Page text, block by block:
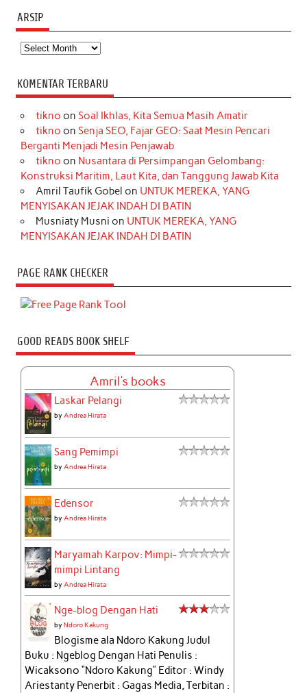
ARSIP
Arsip
KOMENTAR TERBARU
tikno on Soal Ikhlas, Kita Semua Masih Amatir
tikno on Senja SEO, Fajar GEO: Saat Mesin Pencari
Berganti Menjadi Mesin Penjawab
tikno on Nusantara di Persimpangan Gelombang:
Konstruksi Maritim, Laut Kita, dan Tanggung Jawab Kita
Amril Taufik Gobel on UNTUK MEREKA, YANG
MENYISAKAN JEJAK INDAH DI BATIN
Musniaty Musni on UNTUK MEREKA, YANG
MENYISAKAN JEJAK INDAH DI BATIN
PAGE RANK CHECKER
GOOD READS BOOK SHELF
Amril's books
Laskar Pelangi
by Andrea Hirata
Sang Pemimpi
by Andrea Hirata
Edensor
by Andrea Hirata
Maryamah Karpov: Mimpi-
mimpi Lintang
by Andrea Hirata
Nge-blog Dengan Hati
byNdoro Kakung
Blogisme ala Ndoro Kakung Judul
Buku : Ngeblog Dengan Hati Penulis :
Wicaksono “Ndoro Kakung” Editor : Windy
Ariestanty Penerbit : Gagas Media, Terbitan :